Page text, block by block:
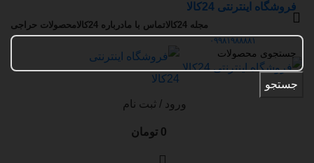
فروشگاه اینترنتی 24کالا
مجله 24کالا تماس با مادرباره 24کالا محصولات حراجی
۰۹۹۸۱۹۸۸۸۸۱
ورود / ثبت نام
0 تومان
جستجو